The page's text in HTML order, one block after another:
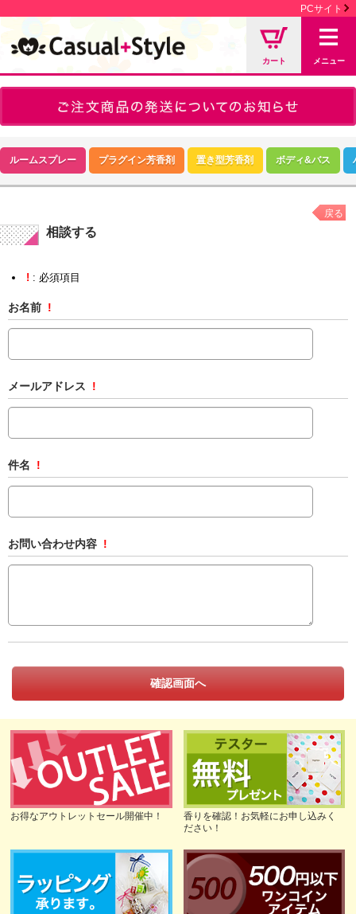
PCサイト
カート メニュー
ルームスプレー プラグイン芳香剤 置き型芳香剤 ボディ&バス
相談する
戻る
! : 必須項目
お名前 !
メールアドレス !
件名 !
お問い合わせ内容 !
お得なアウトレットセール開催中！
香りを確認！お気軽にお申し込みく
ださい！